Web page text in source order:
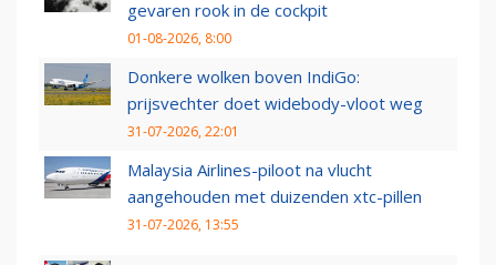
gevaren rook in de cockpit
01-08-2026, 8:00
Donkere wolken boven IndiGo:
prijsvechter doet widebody-vloot weg
31-07-2026, 22:01
Malaysia Airlines-piloot na vlucht
aangehouden met duizenden xtc-pillen
31-07-2026, 13:55